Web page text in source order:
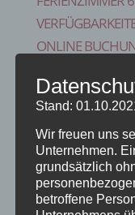
ONLINE
KONTAKT
FAQS
REISE
IMPRESSUM
Seite wählen
Start
Stand:
Wir freuen uns
Unternehmen.
grundsätzlich
betroffene